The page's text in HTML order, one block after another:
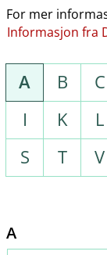
For mer
Informasjon fra
A B C
I
K L
S
T V
A